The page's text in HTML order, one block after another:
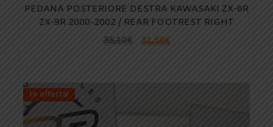
PEDANA POSTERIORE DESTRA KAWASAKI ZX-6R
ZX-9R 2000-2002 / REAR FOOTREST RIGHT
35,10€ 31,59€
In offerta!